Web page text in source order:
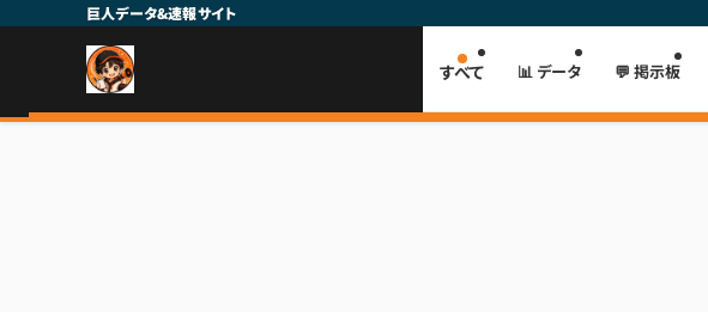
巨人データ&速報サイト
すべて 📊 データ 💬 掲示板